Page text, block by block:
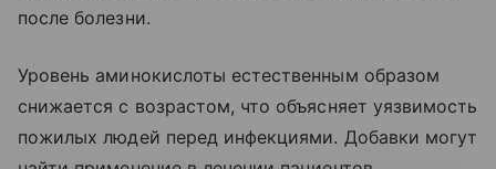
после болезни.
Уровень аминокислоты естественным образом
снижается с возрастом, что объясняет уязвимость
пожилых людей перед инфекциями. Добавки могут